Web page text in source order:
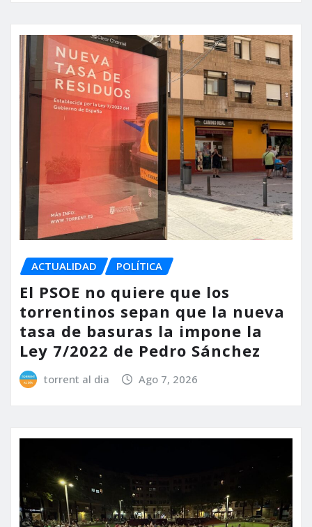
ACTUALIDAD POLÍTICA
El PSOE no quiere que los
torrentinos sepan que la nueva
tasa de basuras la impone la
Ley 7/2022 de Pedro Sánchez
torrent al dia Ago 7, 2026